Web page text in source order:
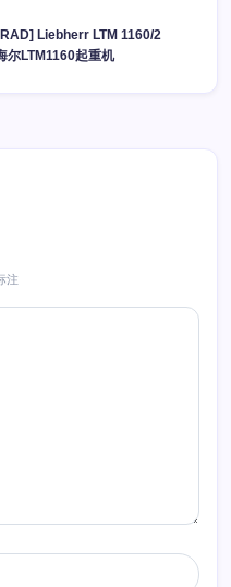
Liebherr LTM 1160/2
尔LTM1160起重机
注